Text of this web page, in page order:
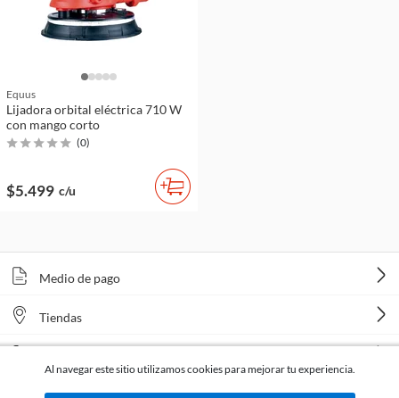
Equus
Lijadora orbital eléctrica 710 W
con mango corto
(0)
$5.499 c/u
Medio de pago
Tiendas
Al navegar este sitio utilizamos cookies para mejorar tu experiencia.